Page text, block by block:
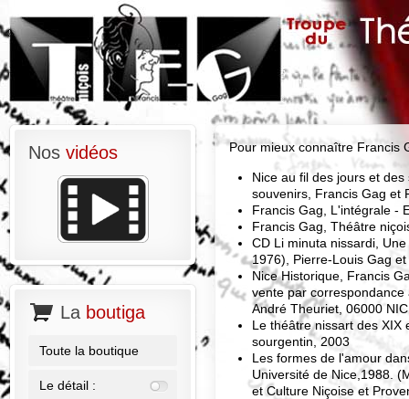
Pour mieux connaître Francis
Nice au fil des jours et
souvenirs, Francis Gag et
Francis Gag, L'intégrale -
Francis Gag, Théâtre
CD Li minuta nissardi,
1976), Pierre-Louis Gag
Nice Historique, Francis
vente par
André Theuriet, 06000
Le théâtre nissart des XIX
sourgentin, 2003
Les formes de l'amour
Université de Nice,1988.
et Culture Niçoise et
Nos vidéos
La boutiga
Toute la boutique
Le détail :